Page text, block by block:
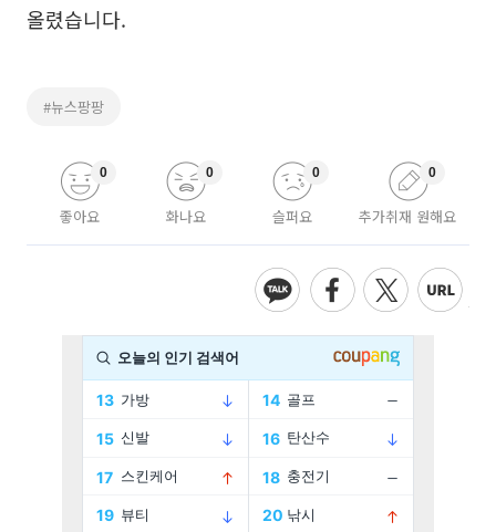
올렸습니다.
#뉴스팡팡
좋아요
0
화나요
0
슬퍼요
0
추가취재 원해요
0